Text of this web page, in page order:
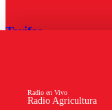
Radio Agricultura
Radio en Vivo
Tarifas